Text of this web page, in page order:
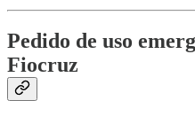
Pedido de uso
Fiocruz